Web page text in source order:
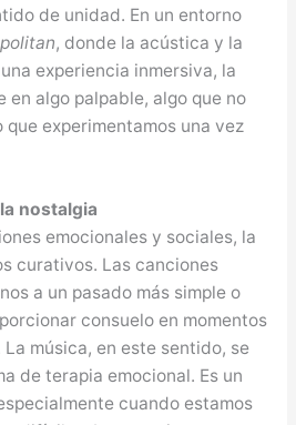
de unidad. En un entorno
, donde la acústica y la
experiencia inmersiva, la
en algo palpable, algo que no
que experimentamos una vez
nostalgia
emocionales y sociales, la
curativos. Las canciones
a un pasado más simple o
consuelo en momentos
música, en este sentido, se
de terapia emocional. Es un
cuando estamos